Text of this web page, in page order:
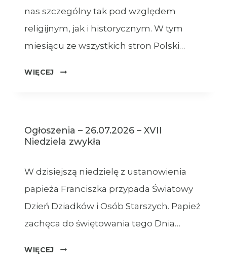
nas szczególny tak pod względem
religijnym, jak i historycznym. W tym
miesiącu ze wszystkich stron Polski…
WIĘCEJ
OGŁOSZENIA
–
Ogłoszenia – 26.07.2026 – XVII
Niedziela zwykła
W dzisiejszą niedzielę z ustanowienia
papieża Franciszka przypada Światowy
Dzień Dziadków i Osób Starszych. Papież
zachęca do świętowania tego Dnia…
WIĘCEJ
OGŁOSZENIA